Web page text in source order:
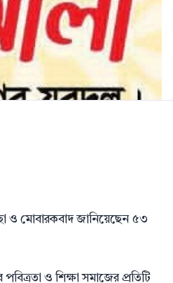
ও মোবারকবাদ জানিয়েছেন ৫৩
ও শিক্ষা সমাজের প্রতিটি